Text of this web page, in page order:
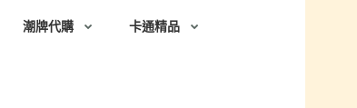
潮牌代購 卡通精品